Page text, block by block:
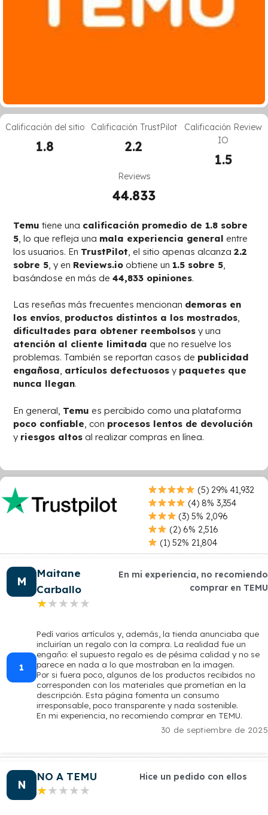
Calificación del sitio
1.8
Calificación TrustPilot
2.2
Calificación Review
IO
1.5
Reviews
44.833
Temu tiene una calificación promedio de 1.8 sobre
5 , lo que refleja una mala experiencia general entre
los usuarios. En TrustPilot , el sitio apenas alcanza 2.2
sobre 5 , y en Reviews.io obtiene un 1.5 sobre 5
basándose en más de 44,833 opiniones.
Las reseñas más frecuentes mencionan demoras en
los envíos, productos distintos a los mostrados,
dificultades para obtener reembolsos y una
atención al cliente limitada que no resuelve los
problemas. También se reportan casos de publicidad
engañosa, artículos defectuosos y paquetes que
nunca llegan.
En general, Temu es percibido como una plataforma
poco confiable , con procesos lentos de devolución
y riesgos altos al realizar compras en línea.
(5) 29% 41,932
(4) 8% 3,354
(3) 5% 2,096
(2) 6% 2,516
(1) 52% 21,804
M
1
Maitane
Carballo
En mi experiencia, no recomiendo
comprar en TEMU
★★★★★
★★★★★
Pedí varios artículos y, además, la tienda anunciaba que
incluirían un regalo con la compra. La realidad fue un
engaño: el supuesto regalo es de pésima calidad y no se
parece en nada a lo que mostraban en la imagen.
Por si fuera poco, algunos de los productos recibidos no
corresponden con los materiales que prometían en la
descripción. Esta página fomenta un consumo
irresponsable, poco transparente y nada sostenible.
En mi experiencia, no recomiendo comprar en TEMU.
30 de septiembre de 2025
N
NO A TEMU Hice un pedido con ellos
★★★★★
★★★★★